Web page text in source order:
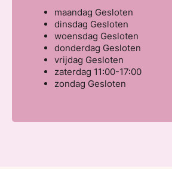
maandag Gesloten
dinsdag Gesloten
woensdag Gesloten
donderdag Gesloten
vrijdag Gesloten
zaterdag 11:00-17:00
zondag Gesloten